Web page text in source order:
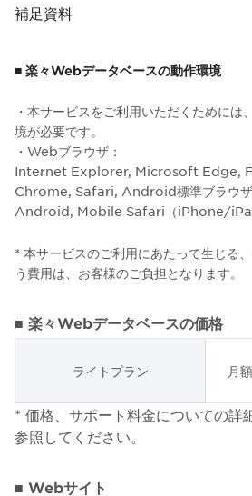
補足資料
■ 楽々Webデータベースの動作環境
・本サービスをご利用いただくためには
境が必要です。
・Webブラウザ：
Internet Explorer, Microsoft Edge,
Chrome, Safari, Android標準ブラウ
Android, Mobile Safari（iPhone/
* 本サービスのご利用にあたって生じる
う費用は、お客様のご負担となります。
■ 楽々Webデータベースの価格
ライトプラン 月
* 価格、サポート料金についての詳
参照してください。
■ Webサイト